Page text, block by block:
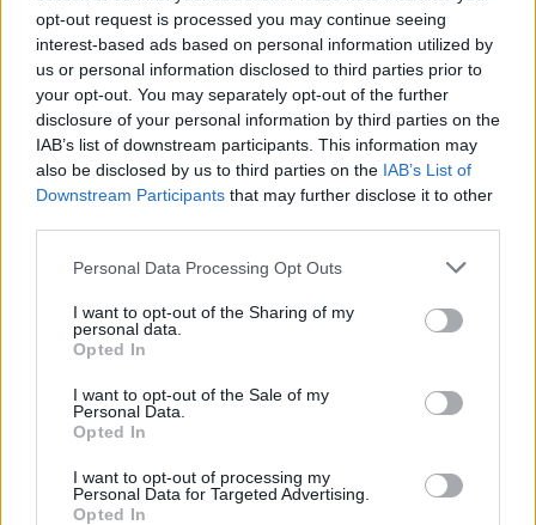
opt-out request is processed you may continue seeing
interest-based ads based on personal information utilized by
us or personal information disclosed to third parties prior to
your opt-out. You may separately opt-out of the further
disclosure of your personal information by third parties on the
IAB’s list of downstream participants. This information may
also be disclosed by us to third parties on the IAB’s List of
Downstream Participants that may further disclose it to other
Personal Data Processing Opt Outs
I want to opt-out of the Sharing of my
personal data.
Opted In
I want to opt-out of the Sale of my
Personal Data.
Opted In
I want to opt-out of processing my
Personal Data for Targeted Advertising.
Opted In
commercializzerà in esclusiva. Per pubblicizzare l’atteso
prodotto, infatti, è stato prodotto ed offerto un nuovo
screensaver direttamente… su Facebook!
FACEBOOK SBARCA SUI CELLULARI H3G
Dovrebbe arrivare prima di Natale. La fonte è autorevole,
Facebook sbarcherà sui cellulari 3. Intanto si parte dal Regno
Unito: “3 UK is the first operator to integrate Facebook into the
handset/device, with a “Facebook button” that will take users …
LE MIGLIORI OFFERTE AMAZON